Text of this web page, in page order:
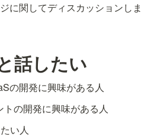
に関してディスカッションしま
話したい
の開発に興味がある人
の開発に興味がある人
い人